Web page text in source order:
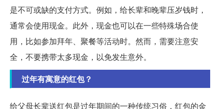
是不可或缺的支付方式。例如，给长辈和晚辈压岁钱时，
通常会使用现金。此外，现金也可以在一些特殊场合使
用，比如参加拜年、聚餐等活动时。然而，需要注意安
全，不要携带太多现金，以免发生意外。
过年有寓意的红包？
给父母长辈送红包是过年期间的一种传统习俗，红包的金